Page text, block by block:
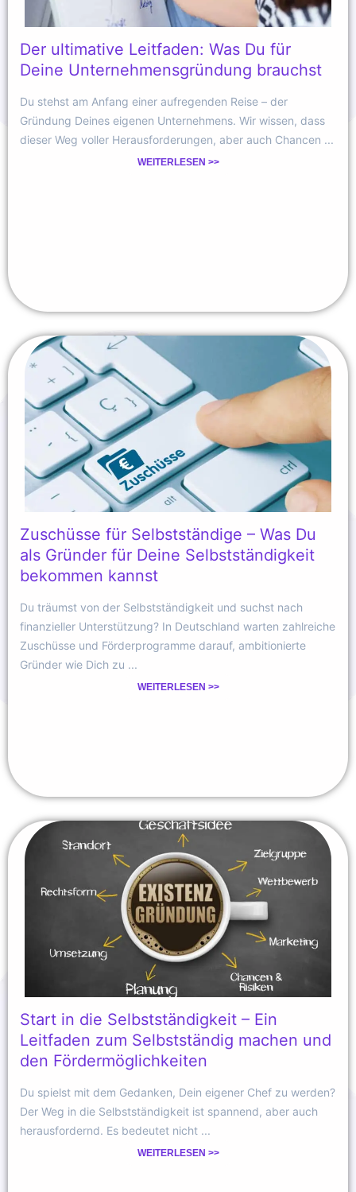
Der ultimative Leitfaden: Was Du für
Deine Unternehmensgründung brauchst
Du stehst am Anfang einer aufregenden Reise – der
Gründung Deines eigenen Unternehmens. Wir wissen, dass
dieser Weg voller Herausforderungen, aber auch Chancen ...
WEITERLESEN >>
Zuschüsse für Selbstständige – Was Du
als Gründer für Deine Selbstständigkeit
bekommen kannst
Du träumst von der Selbstständigkeit und suchst nach
finanzieller Unterstützung? In Deutschland warten zahlreiche
Zuschüsse und Förderprogramme darauf, ambitionierte
Gründer wie Dich zu ...
WEITERLESEN >>
Start in die Selbstständigkeit – Ein
Leitfaden zum Selbstständig machen und
den Fördermöglichkeiten
Du spielst mit dem Gedanken, Dein eigener Chef zu werden?
Der Weg in die Selbstständigkeit ist spannend, aber auch
herausfordernd. Es bedeutet nicht ...
WEITERLESEN >>